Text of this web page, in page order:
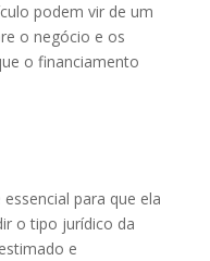
podem vir de um
o negócio e os
o financiamento
para que ela
o tipo jurídico da
e